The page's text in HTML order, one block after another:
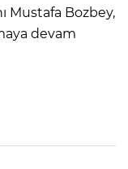
Mustafa Bozbey,
devam